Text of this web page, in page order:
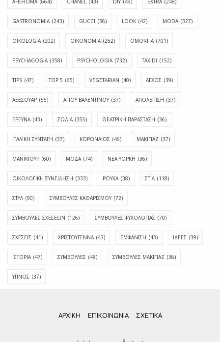
AFIEROMA (664) CHANEL (43) DIY (49) EXTRA (248)
GASTRONOMIA (243) GUCCI (36) LOOK (42) MODA (327)
OIKOLOGIA (202) OIKONOMIA (252) OMORFIA (701)
PSYCHAGOGIA (358) PSYCHOLOGIA (732) TAXIDI (152)
TIPS (47) TOP 5 (65) VEGETARIAN (40) ΑΓΧΟΣ (39)
ΑΞΕΣΟΥΑΡ (55) ΑΓΊΟΥ ΒΑΛΕΝΤΊΝΟΥ (37) ΑΠΟΛΈΠΙΣΗ (37)
ΕΡΕΥΝΑ (43) ΖΩΔΙΑ (355) ΘΕΑΤΡΙΚΗ ΠΑΡΑΣΤΑΣΗ (36)
ΙΤΑΛΙΚΗ ΣΥΝΤΑΓΗ (37) ΚΟΡΩΝΑΪΟΣ (46) ΜΑΚΙΓΙΑΖ (37)
ΜΑΝΙΚΙΟΥΡ (60) ΜΟΔΑ (74) ΝΕΑ ΥΟΡΚΗ (36)
ΟΙΚΟΛΟΓΙΚΗ ΣΥΝΕΙΔΗΣΗ (333) ΡΟΥΧΑ (38) ΣΤΙΛ (118)
ΣΤΥΛ (90) ΣΥΜΒΟΥΛΕΣ ΚΑΘΑΡΙΣΜΟΥ (72)
ΣΥΜΒΟΥΛΕΣ ΣΧΕΣΕΩΝ (126) ΣΥΜΒΟΥΛΕΣ ΨΥΧΟΛΟΓΙΑΣ (70)
ΣΧΕΣΕΙΣ (41) ΧΡΙΣΤΟΥΓΕΝΝΑ (43) ΕΜΦΆΝΙΣΗ (43) ΙΔΈΕΣ (39)
ΙΣΤΟΡΊΑ (47) ΣΥΜΒΟΥΛΈΣ (48) ΣΥΜΒΟΥΛΈΣ ΜΑΚΙΓΙΆΖ (36)
ΎΠΝΟΣ (37)
ΑΡΧΙΚΗ ΕΠΙΚΟΙΝΩΝΊΑ ΣΧΕΤΙΚΆ